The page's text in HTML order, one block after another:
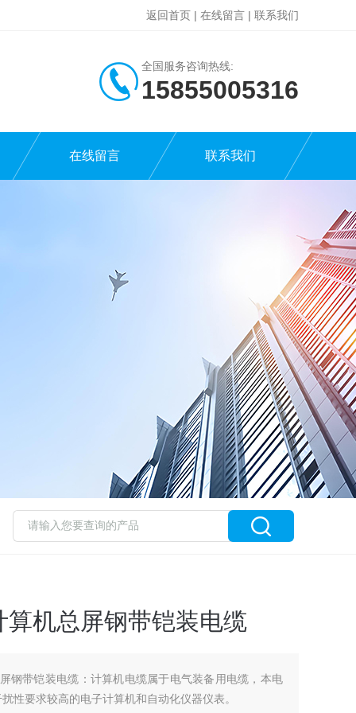
返回首页 | 在线留言 | 联系我们
全国服务咨询热线:
15855005316
在线留言 联系我们
机总屏钢带铠装电缆
钢带铠装电缆：计算机电缆属于电气装备用电缆，本电
性要求较高的电子计算机和自动化仪器仪表。